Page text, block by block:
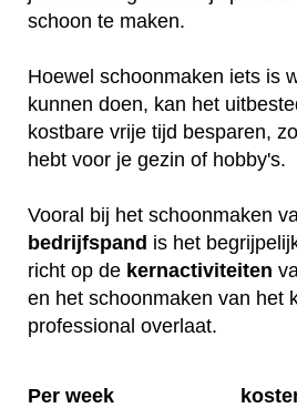
schoon te maken.
Hoewel schoonmaken iets is
kunnen doen, kan het
kostbare vrije tijd besparen,
hebt voor je gezin of hobby's.
Vooral bij het schoonmaken
bedrijfspand is het
richt op de kernactiviteiten
en het schoonmaken van het
professional overlaat.
Per week